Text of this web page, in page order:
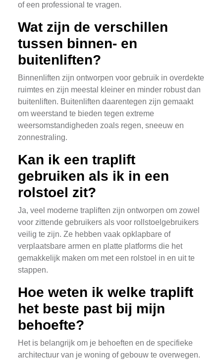
of een professional te vragen.
Wat zijn de verschillen
tussen binnen- en
buitenliften?
Binnenliften zijn ontworpen voor gebruik in overdekte
ruimtes en zijn meestal kleiner en minder robust dan
buitenliften. Buitenliften daarentegen zijn gemaakt
om weerstand te bieden tegen extreme
weersomstandigheden zoals regen, sneeuw en
zonnestraling.
Kan ik een traplift
gebruiken als ik in een
rolstoel zit?
Ja, veel moderne trapliften zijn ontworpen om zowel
voor zittende gebruikers als voor rollstoelgebruikers
veilig te zijn. Ze hebben vaak opklapbare of
verplaatsbare armen en platte platforms die het
gemakkelijk maken om met een rolstoel in en uit te
stappen.
Hoe weten ik welke traplift
het beste past bij mijn
behoefte?
Het is belangrijk om je behoeften en de specifieke
architectuur van je woning of gebouw te overwegen.